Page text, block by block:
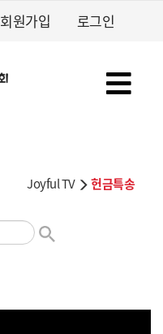
회원가입 로그인
Joyful TV 헌금특송